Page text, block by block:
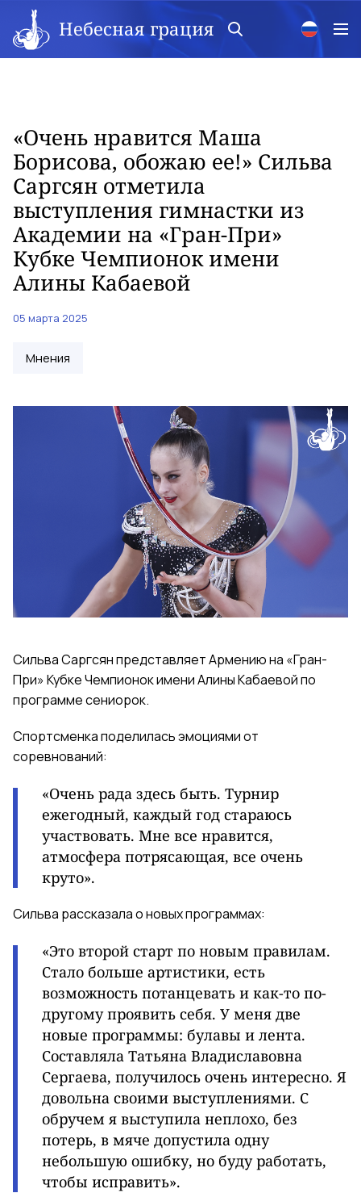
Небесная грация
«Очень нравится Маша
Борисова, обожаю ее!» Сильва
Саргсян отметила
выступления гимнастки из
Академии на «Гран-При»
Кубке Чемпионок имени
Алины Кабаевой
05 марта 2025
Мнения
Сильва Саргсян представляет Армению на «Гран-
При» Кубке Чемпионок имени Алины Кабаевой по
программе сениорок.
Спортсменка поделилась эмоциями от
соревнований:
«Очень рада здесь быть. Турнир
ежегодный, каждый год стараюсь
участвовать. Мне все нравится,
атмосфера потрясающая, все очень
круто».
Сильва рассказала о новых программах:
«Это второй старт по новым правилам.
Стало больше артистики, есть
возможность потанцевать и как-то по-
другому проявить себя. У меня две
новые программы: булавы и лента.
Составляла Татьяна Владиславовна
Сергаева, получилось очень интересно. Я
довольна своими выступлениями. С
обручем я выступила неплохо, без
потерь, в мяче допустила одну
небольшую ошибку, но буду работать,
чтобы исправить».